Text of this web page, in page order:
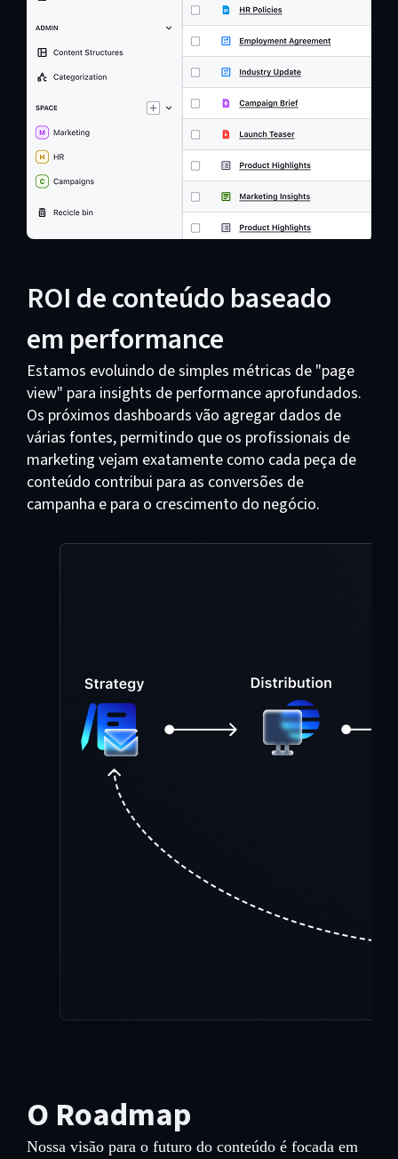
ROI de conteúdo baseado
em performance
Estamos evoluindo de simples métricas de "page
view" para insights de performance aprofundados.
Os próximos dashboards vão agregar dados de
várias fontes, permitindo que os profissionais de
marketing vejam exatamente como cada peça de
conteúdo contribui para as conversões de
campanha e para o crescimento do negócio.
O Roadmap
Nossa visão para o futuro do conteúdo é focada em